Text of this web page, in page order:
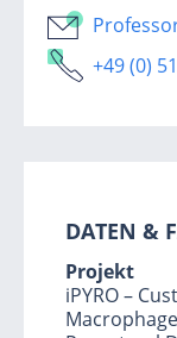
+49 (0)
DATEN &
Projekt
iPYRO –